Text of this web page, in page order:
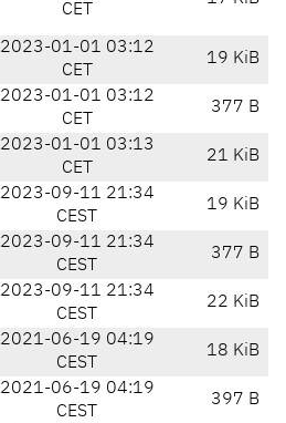
CET
2023-01-01 03:12
CET
19 KiB
2023-01-01 03:12
CET
377 B
2023-01-01 03:13
CET
21 KiB
2023-09-11 21:34
CEST
19 KiB
2023-09-11 21:34
CEST
377 B
2023-09-11 21:34
CEST
22 KiB
2021-06-19 04:19
CEST
18 KiB
2021-06-19 04:19
CEST
397 B